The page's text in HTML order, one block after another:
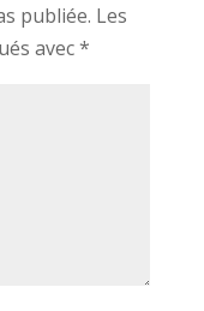
publiée. Les
avec*